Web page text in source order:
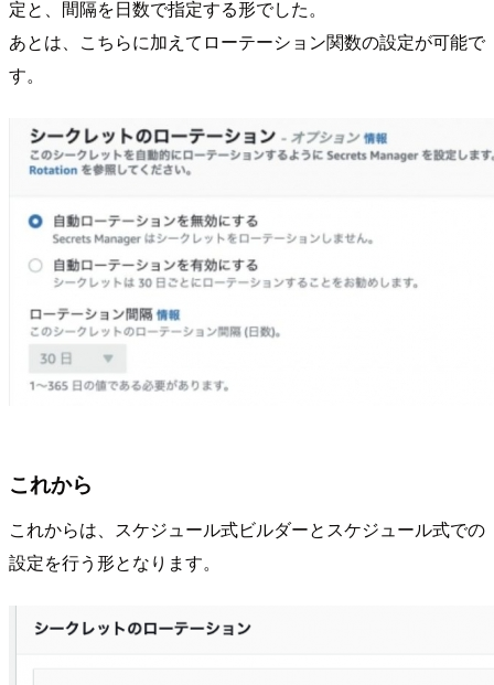
定と、間隔を日数で指定する形でした。
あとは、こちらに加えてローテーション関数の設定が可能で
す。
これから
これからは、スケジュール式ビルダーとスケジュール式での
設定を行う形となります。